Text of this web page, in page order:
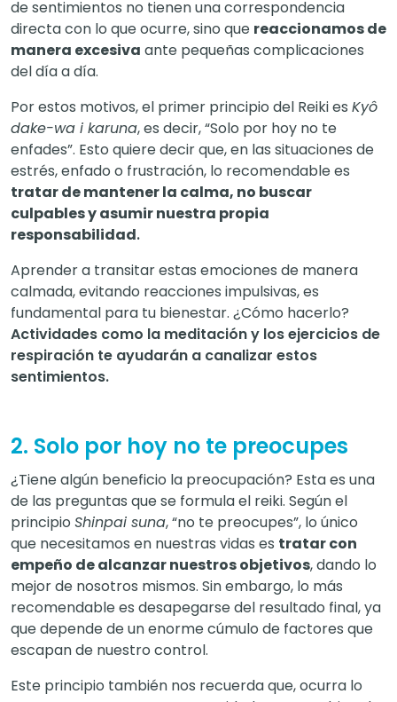
de sentimientos no tienen una correspondencia
directa con lo que ocurre, sino que reaccionamos de
manera excesiva ante pequeñas complicaciones
del día a día.
Por estos motivos, el primer principio del Reiki es Kyô
dake-wa i karuna, es decir, “Solo por hoy no te
enfades”. Esto quiere decir que, en las situaciones de
estrés, enfado o frustración, lo recomendable es
tratar de mantener la calma, no buscar
culpables y asumir nuestra propia
responsabilidad.
Aprender a transitar estas emociones de manera
calmada, evitando reacciones impulsivas, es
fundamental para tu bienestar. ¿Cómo hacerlo?
Actividades como la meditación y los ejercicios de
respiración te ayudarán a canalizar estos
sentimientos.
2. Solo por hoy no te preocupes
¿Tiene algún beneficio la preocupación? Esta es una
de las preguntas que se formula el reiki. Según el
principio Shinpai suna, “no te preocupes”, lo único
que necesitamos en nuestras vidas es tratar con
empeño de alcanzar nuestros objetivos, dando lo
mejor de nosotros mismos. Sin embargo, lo más
recomendable es desapegarse del resultado final, ya
que depende de un enorme cúmulo de factores que
escapan de nuestro control.
Este principio también nos recuerda que, ocurra lo